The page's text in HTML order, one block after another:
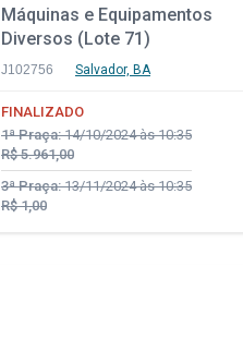
Máquinas e Equipamentos
Diversos (Lote 71)
J102756 Salvador, BA
FINALIZADO
1ª Praça:14/10/2024 às 10:35
R$ 5.961,00
3ª Praça:13/11/2024 às 10:35
R$ 1,00